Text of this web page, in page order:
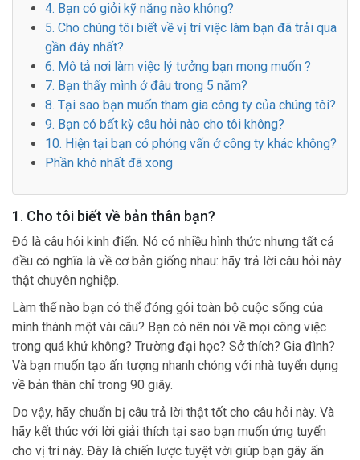
4. Bạn có giỏi kỹ năng nào không?
5. Cho chúng tôi biết về vị trí việc làm bạn đã trải qua
gần đây nhất?
6. Mô tả nơi làm việc lý tưởng bạn mong muốn ?
7. Bạn thấy mình ở đâu trong 5 năm?
8. Tại sao bạn muốn tham gia công ty của chúng tôi?
9. Bạn có bất kỳ câu hỏi nào cho tôi không?
10. Hiện tại bạn có phỏng vấn ở công ty khác không?
Phần khó nhất đã xong
1. Cho tôi biết về bản thân bạn?
Đó là câu hỏi kinh điển. Nó có nhiều hình thức nhưng tất cả
đều có nghĩa là về cơ bản giống nhau: hãy trả lời câu hỏi này
thật chuyên nghiệp.
Làm thế nào bạn có thể đóng gói toàn bộ cuộc sống của
mình thành một vài câu? Bạn có nên nói về mọi công việc
trong quá khứ không? Trường đại học? Sở thích? Gia đình?
Và bạn muốn tạo ấn tượng nhanh chóng với nhà tuyển dụng
về bản thân chỉ trong 90 giây.
Do vậy, hãy chuẩn bị câu trả lời thật tốt cho câu hỏi này. Và
hãy kết thúc với lời giải thích tại sao bạn muốn ứng tuyển
cho vị trí này. Đây là chiến lược tuyệt vời giúp bạn gây ấn